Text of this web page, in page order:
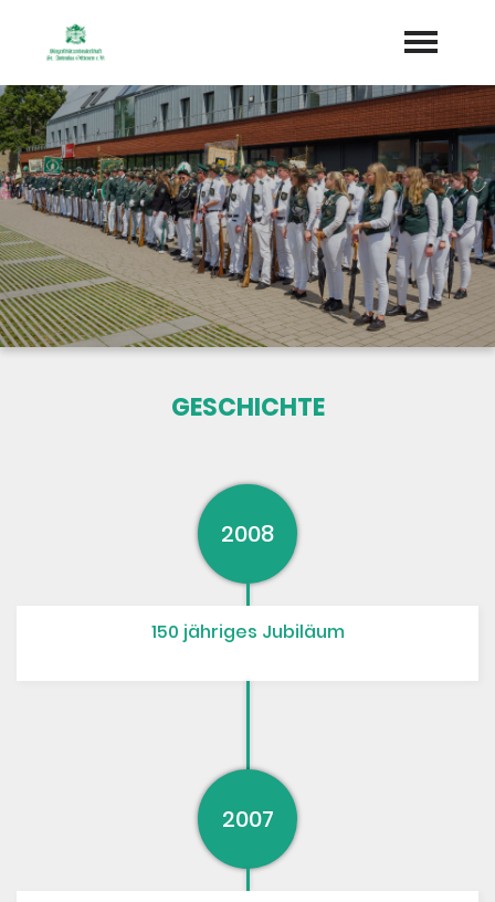
Startseite
Aktuelles
Termine
Geschichte
Vorstand
Sponsoren
Galerie
"Jetzt Mitglied werden"
GESCHICHTE
2008
150 jähriges Jubiläum
2007